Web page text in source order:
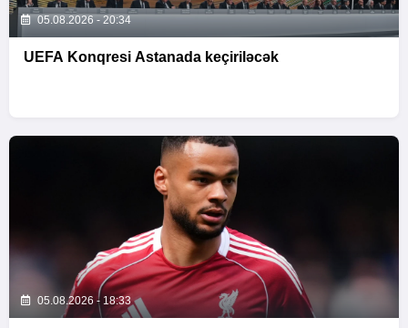
05.08.2026 - 20:34
UEFA Konqresi Astanada keçiriləcək
05.08.2026 - 18:33